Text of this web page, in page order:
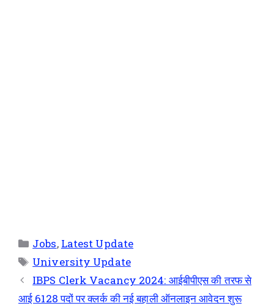
Jobs, Latest Update
University Update
IBPS Clerk Vacancy 2024: आईबीपीएस की तरफ से
आई 6128 पदों पर क्लर्क की नई बहाली ऑनलाइन आवेदन शुरू